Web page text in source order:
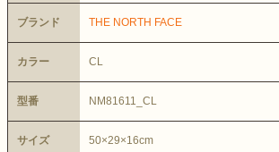
ブランド THE NORTH FACE
カラー CL
型番 NM81611_CL
サイズ 50×29×16cm